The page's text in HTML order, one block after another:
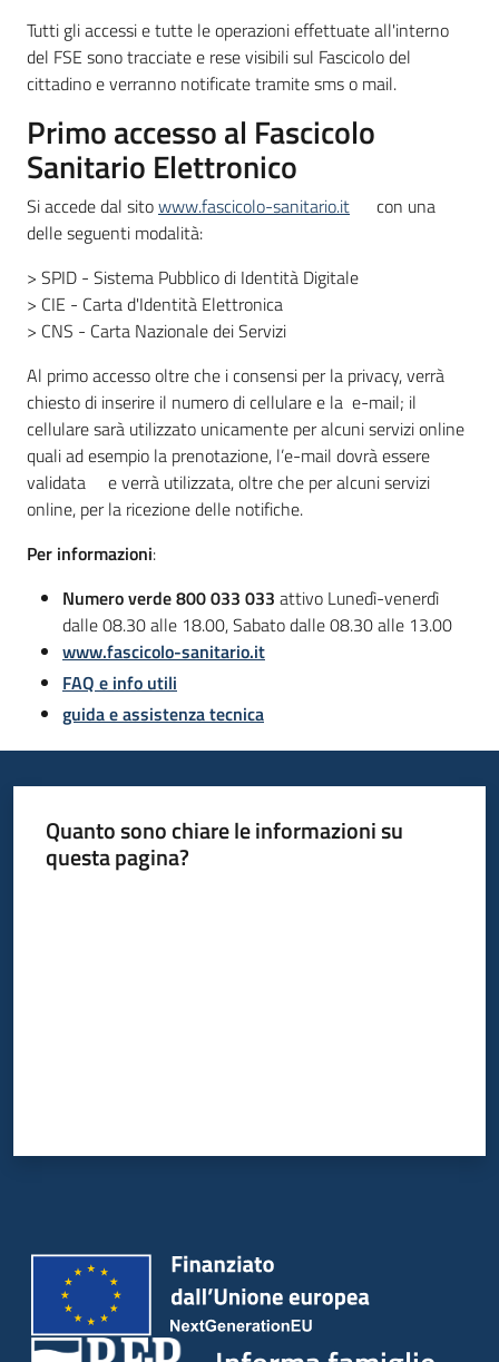
Tutti gli accessi e tutte le operazioni effettuate all'interno
del FSE sono tracciate e rese visibili sul Fascicolo del
cittadino e verranno notificate tramite sms o mail.
Primo accesso al Fascicolo
Sanitario Elettronico
Si accede dal sitowww.fascicolo-sanitario.it
con una
delle seguenti modalità:
> SPID - Sistema Pubblico di Identità Digitale
> CIE - Carta d'Identità Elettronica
> CNS - Carta Nazionale dei Servizi
Al primo accesso oltre che i consensi per la privacy, verrà
chiesto di inserire il numero di cellulare e la e-mail; il
cellulare sarà utilizzato unicamente per alcuni servizi online
quali ad esempio la prenotazione, l’e-mail dovrà essere
validata
e verrà utilizzata, oltre che per alcuni servizi
online, per la ricezione delle notifiche.
Per informazioni:
Numero verde 800 033 033 attivo Lunedì-venerdì
dalle 08.30 alle 18.00, Sabato dalle 08.30 alle 13.00
www.fascicolo-sanitario.it
FAQ e info utili
guida e assistenza tecnica
Quanto sono chiare le informazioni su
questa pagina?